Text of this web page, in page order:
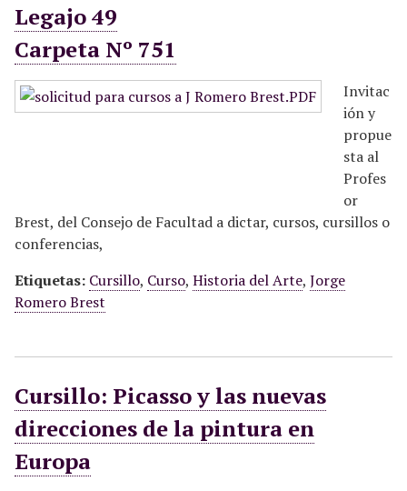
Legajo 49
Carpeta Nº 751
Invitac
ión y
propue
sta al
Profes
or
Brest, del Consejo de Facultad a dictar, cursos, cursillos o
conferencias,
Etiquetas: Cursillo, Curso, Historia del Arte, Jorge
Romero Brest
Cursillo: Picasso y las nuevas
direcciones de la pintura en
Europa